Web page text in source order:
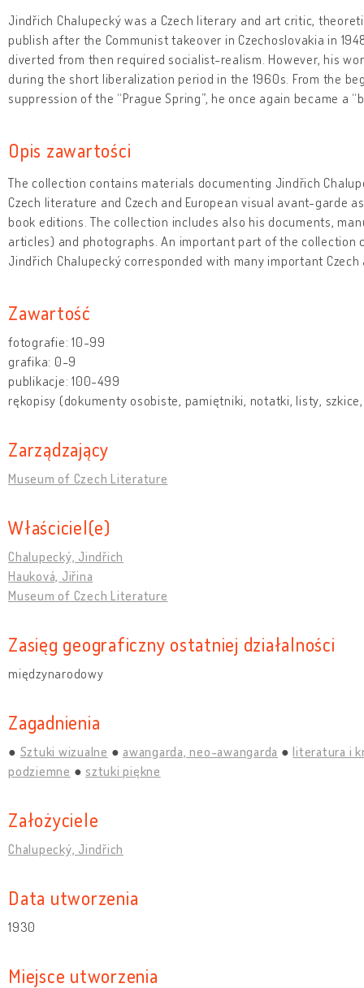
Jindřich Chalupecký was a Czech literary and art critic,
publish after the Communist takeover in Czechoslovakia in
diverted from then required socialist-realism. However, his
during the short liberalization period in the 1960s. From the
suppression of the “Prague Spring”, he once again became a
Opis zawartości
The collection contains materials documenting Jindřich
Czech literature and Czech and European visual avant-garde
book editions. The collection includes also his documents,
articles) and photographs. An important part of the collection
Jindřich Chalupecký corresponded with many important
Zawartość
fotografie: 10-99
grafika: 0-9
publikacje: 100-499
rękopisy (dokumenty osobiste, pamiętniki, notatki, listy,
Zarządzający
Museum of Czech Literature
Właściciel(e)
Chalupecký, Jindřich
Hauková, Jiřina
Museum of Czech Literature
Zasięg geograficzny ostatniej działalności
międzynarodowy
Zagadnienia
Sztuki wizualne awangarda, neo-awangarda
literatura i
podziemne
sztuki piękne
Założyciele
Chalupecký, Jindřich
Data utworzenia
1930
Miejsce utworzenia